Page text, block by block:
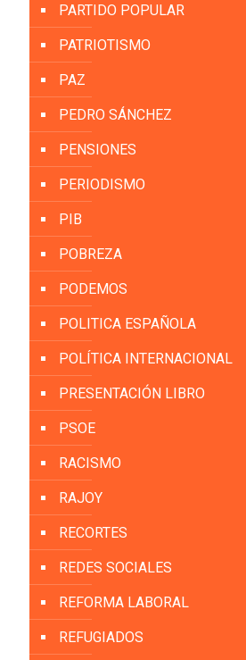
PARTIDO POPULAR
PATRIOTISMO
PAZ
PEDRO SÁNCHEZ
PENSIONES
PERIODISMO
PIB
POBREZA
PODEMOS
POLITICA ESPAÑOLA
POLÍTICA INTERNACIONAL
PRESENTACIÓN LIBRO
PSOE
RACISMO
RAJOY
RECORTES
REDES SOCIALES
REFORMA LABORAL
REFUGIADOS